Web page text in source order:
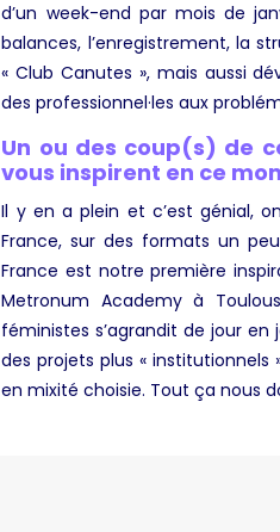
d’un week-end par mois de
balances, l’enregistrement, la
« Club Canutes », mais aussi
des professionnel·les aux
Un ou des coup(s) de
vous inspirent en ce
Il y en a plein et c’est génial,
France, sur des formats un
France est notre première
Metronum Academy à
féministes s’agrandit de jour
des projets plus «
en mixité choisie. Tout ça nous